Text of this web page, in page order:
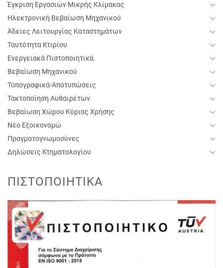
Έγκριση Εργασιών Μικρής Κλίμακας
Ηλεκτρονική Βεβαίωση Μηχανικού
Άδειες Λειτουργίας Καταστημάτων
Ταυτότητα Κτιρίου
Ενεργειακά Πιστοποιητικά
Βεβαίωση Μηχανικού
Τοπογραφικά-Αποτυπώσεις
Τακτοποίηση Aυθαιρέτων
Βεβαίωση Χώρου Κύριας Χρήσης
Νέο Εξοικονομώ
Πραγματογνωμοσύνες
Δηλώσεις Κτηματολογίου
ΠΙΣΤΟΠΟΙΗΤΙΚΆ